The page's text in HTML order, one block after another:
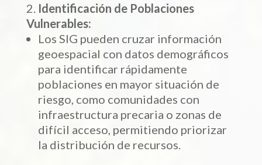
Identificación de Poblaciones
Vulnerables:
Los SIG pueden cruzar información
geoespacial con datos demográficos
para identificar rápidamente
poblaciones en mayor situación de
riesgo, como comunidades con
infraestructura precaria o zonas de
difícil acceso, permitiendo priorizar
la distribución de recursos.